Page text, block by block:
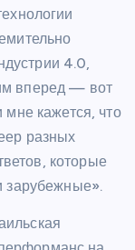
4.0,
вперед — вот
мне кажется, что
разных
которые
зарубежные».